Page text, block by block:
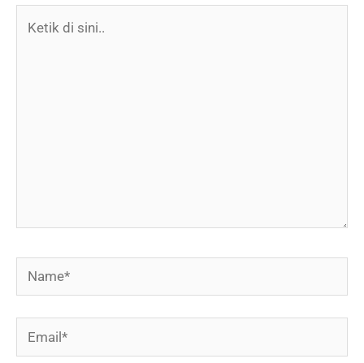
Name*
Email*